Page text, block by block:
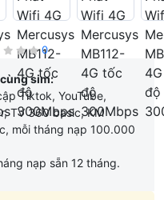
0
sim:
Tiktok, YouTube,
TV 360 basic, KM
mỗi tháng nạp 100.000
nạp sẵn 12 tháng.